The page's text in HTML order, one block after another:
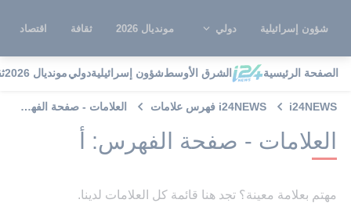
شؤون إسرائيلية دولي مونديال 2026 ثقافة اقتصاد
الصفحة الرئيسية الشرق الأوسطشؤون إسرائيليةدوليمونديال 2026
i24NEWS i24NEWS فهرس علامات العلامات - صفحة الفهرس: أ
العلامات - صفحة الفهرس: أ
مهتم بعلامة معينة؟ تجد هنا قائمة كل العلامات لدينا.